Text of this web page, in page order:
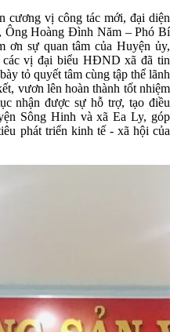
cương vị công tác mới, đại diện
Ông Hoàng Đình Năm – Phó Bí
sự quan tâm của Huyện ủy,
vị đại biểu HĐND xã đã tin
tỏ quyết tâm cùng tập thể lãnh
vươn lên hoàn thành tốt nhiệm
nhận được sự hỗ trợ, tạo điều
Sông Hinh và xã Ea Ly, góp
phát triển kinh tế - xã hội của